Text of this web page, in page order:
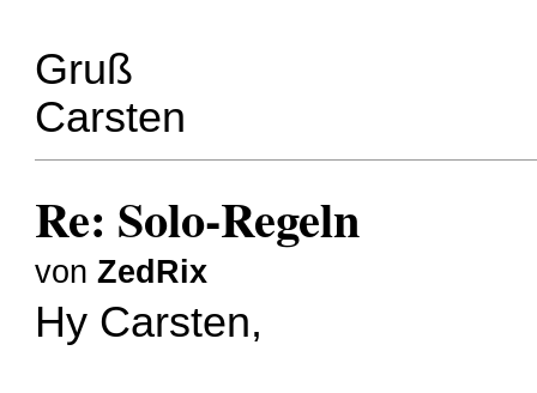
Gruß
Carsten
Re: Solo-Regeln
vonZedRix
Hy Carsten,